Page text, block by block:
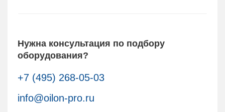
Нужна консультация по подбору
оборудования?
+7 (495) 268-05-03
info@oilon-pro.ru